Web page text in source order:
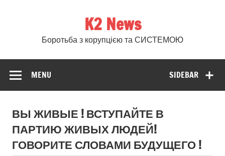
K2 News
Боротьба з корупцією та СИСТЕМОЮ
SIDEBAR
MENU
ВЫ ЖИВЫЕ ! ВСТУПАЙТЕ В
ПАРТИЮ ЖИВЫХ ЛЮДЕЙ!
ГОВОРИТЕ СЛОВАМИ БУДУЩЕГО !